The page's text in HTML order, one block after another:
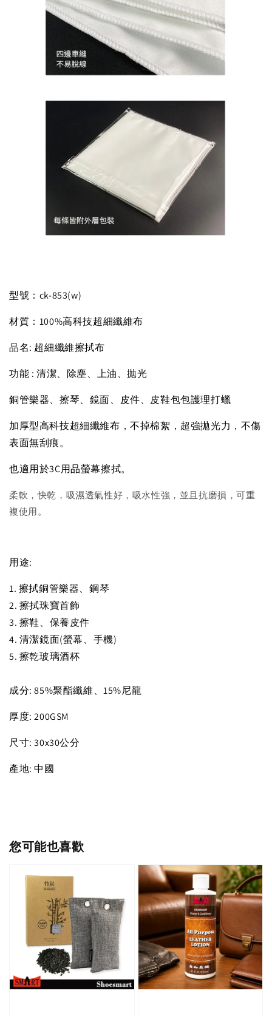
型號：ck-853(w)
材質：100%高科技超細纖維布
品名: 超細纖維擦拭布
功能 : 清潔、除塵、上油、拋光
銅管樂器、擦琴、鏡面、皮件、皮鞋包包護理打蠟
加厚型高科技超細纖維布，不掉棉絮，超強拋光力，不傷
表面無刮痕。
也適用於3C用品螢幕擦拭。
柔軟，快乾，吸濕透氣性好，吸水性強，並且抗磨損，可重
複使用。
用途:
1. 擦拭銅管樂器、鋼琴
2. 擦拭珠寶首飾
3. 擦鞋、保養皮件
4. 清潔鏡面(螢幕、手機)
5. 擦乾玻璃酒杯
成分: 85%聚酯纖維、15%尼龍
厚度: 200GSM
尺寸: 30x30公分
產地: 中國
您可能也喜歡